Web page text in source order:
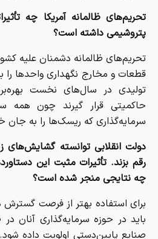
تحریم‌های ظالمانه آمریکا چه
پتروشیمی داشته است؟
تحریم‌های ظالمانه دشمنان علیه
قطعات و مخارج نگهداری واحدها را
تولیدی در سال‌های نخست
سرمایه‌گذاری که ریسک‌ها را به جان
دولت انقلابی توانسته گشایش‌های
رقم بزند. تأثیرات مثبت این
چه نتایجی منجر شده است؟
برای استفاده بهتر از فرصت
باید در حوزه سرمایه‌گذاری آنان
صنایع پایین‌دستی اولویت داده